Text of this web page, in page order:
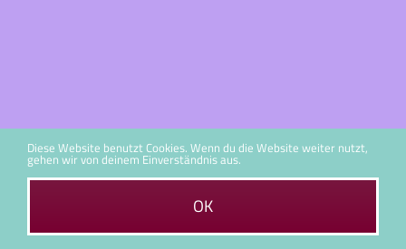
Diese Website benutzt Cookies. Wenn du die Website weiter nutzt,
gehen wir von deinem Einverständnis aus.
OK